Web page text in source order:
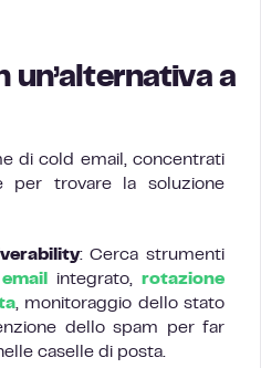
un’alternativa a
di cold email, concentrati
per trovare la soluzione
: Cerca strumenti
integrato,rotazione
, monitoraggio dello stato
dello spam per far
caselle di posta.